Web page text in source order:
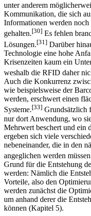
Gründe weshalb
nicht realisiert worden sind
unter anderem
Kommunikation, die sich
Informationen werden
gehalten.[30]
Es fehlen
Lösungen.[31]Darüber
Technologie eine hohe
Krisenzeiten kaum ein
weshalb die RFID daher
Auch die Konkurrenz
wie beispielsweise der
werden, erschwert einen
Systeme.[33]Grundsätzlich
nur dort Anwendung, wo
Mehrwert beschert und ein
ergeben sich viele
nebeneinander, die in den
angeglichen werden
Grund für die Entstehung
werden: Nämlich die
Vorteile, also den
werden zunächst die